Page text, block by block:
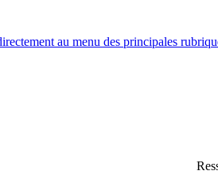
au menu des principales